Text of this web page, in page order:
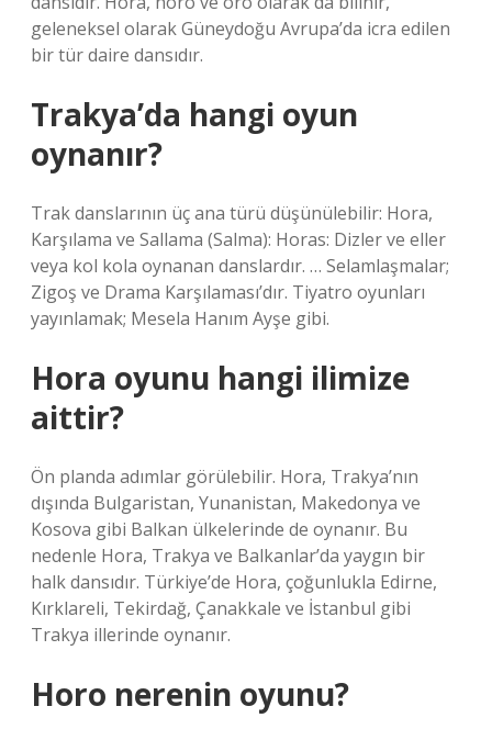
geleneksel olarak Güneydoğu Avrupa’da icra edilen
bir tür daire dansıdır.
Trakya’da hangi oyun
oynanır?
Trak danslarının üç ana türü düşünülebilir: Hora,
Karşılama ve Sallama (Salma): Horas: Dizler ve eller
veya kol kola oynanan danslardır. … Selamlaşmalar;
Zigoş ve Drama Karşılaması’dır. Tiyatro oyunları
yayınlamak; Mesela Hanım Ayşe gibi.
Hora oyunu hangi ilimize
aittir?
Ön planda adımlar görülebilir. Hora, Trakya’nın
dışında Bulgaristan, Yunanistan, Makedonya ve
Kosova gibi Balkan ülkelerinde de oynanır. Bu
nedenle Hora, Trakya ve Balkanlar’da yaygın bir
halk dansıdır. Türkiye’de Hora, çoğunlukla Edirne,
Kırklareli, Tekirdağ, Çanakkale ve İstanbul gibi
Trakya illerinde oynanır.
Horo nerenin oyunu?